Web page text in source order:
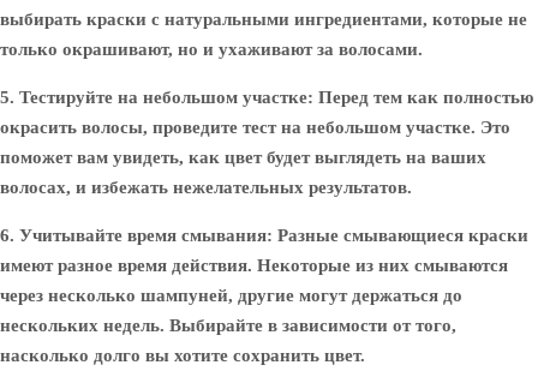
выбирать краски с натуральными ингредиентами, которые не
только окрашивают, но и ухаживают за волосами.
5. Тестируйте на небольшом участке: Перед тем как полностью
окрасить волосы, проведите тест на небольшом участке. Это
поможет вам увидеть, как цвет будет выглядеть на ваших
волосах, и избежать нежелательных результатов.
6. Учитывайте время смывания: Разные смывающиеся краски
имеют разное время действия. Некоторые из них смываются
через несколько шампуней, другие могут держаться до
нескольких недель. Выбирайте в зависимости от того,
насколько долго вы хотите сохранить цвет.